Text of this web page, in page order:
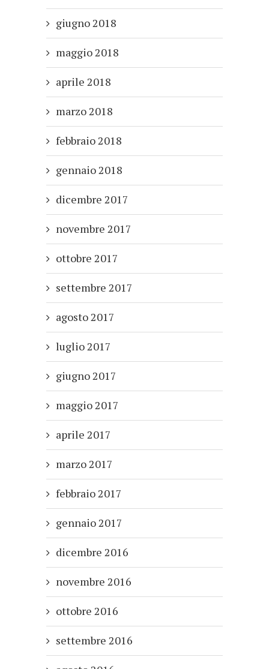
giugno 2018
maggio 2018
aprile 2018
marzo 2018
febbraio 2018
gennaio 2018
dicembre 2017
novembre 2017
ottobre 2017
settembre 2017
agosto 2017
luglio 2017
giugno 2017
maggio 2017
aprile 2017
marzo 2017
febbraio 2017
gennaio 2017
dicembre 2016
novembre 2016
ottobre 2016
settembre 2016